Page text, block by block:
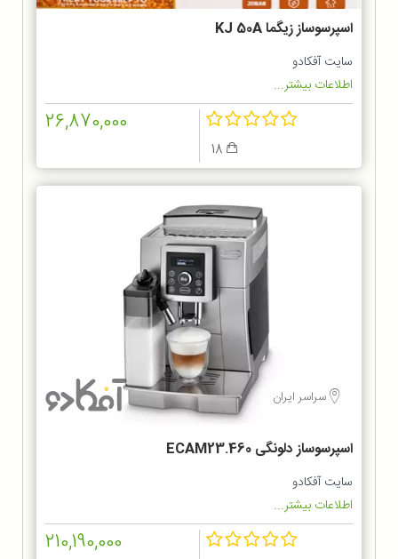
اسپرسوساز زیگما KJ 50A
سایت آفکادو
اطلاعات بیشتر...
26,870,000
سراسر ایران
اسپرسوساز دلونگی ECAM23.460
سایت آفکادو
اطلاعات بیشتر...
210,190,000